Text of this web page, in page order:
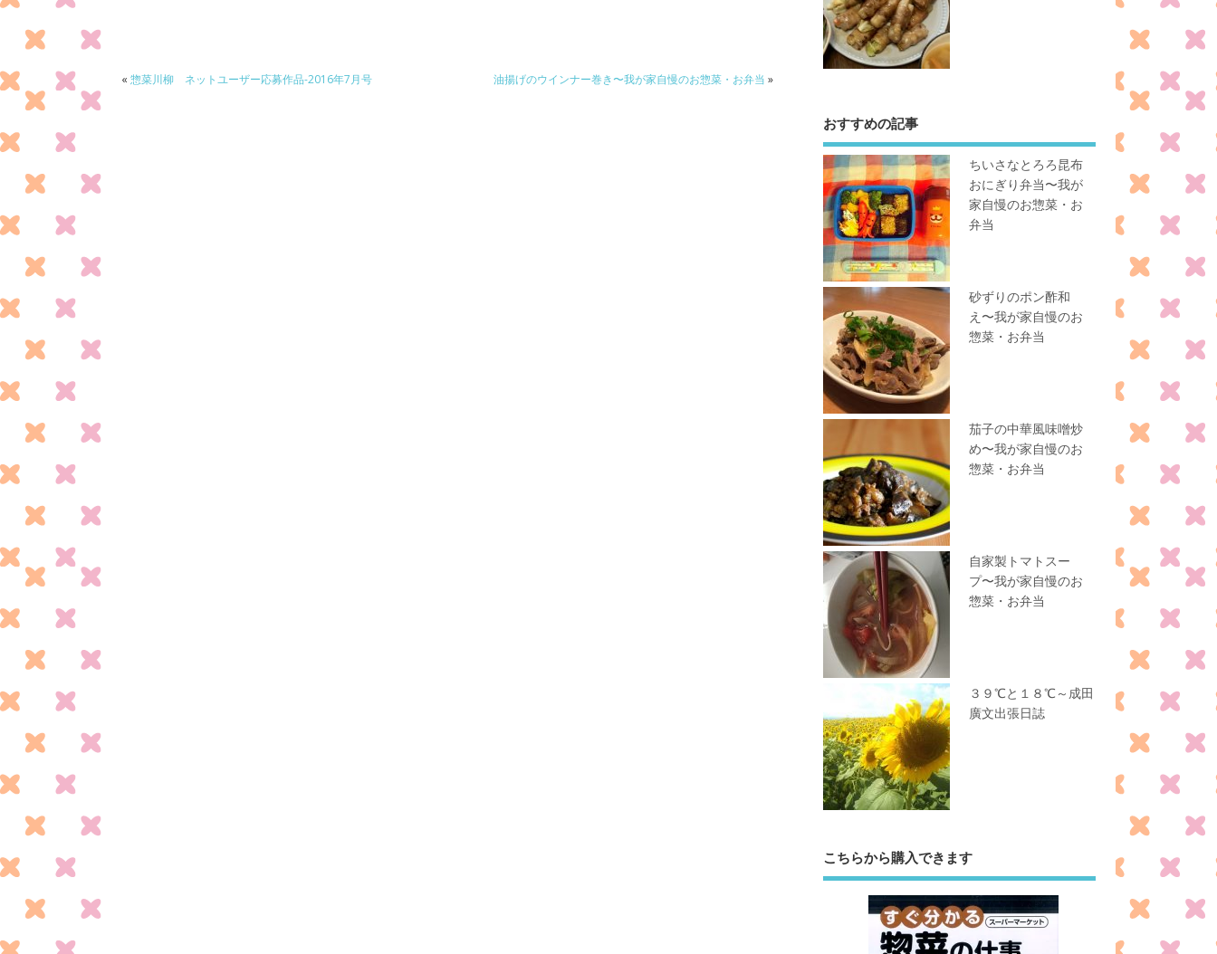
o
«惣菜川柳 ネットユーザー応募作品-2016年7月号 油揚げのウインナー巻き〜我が家自慢のお惣菜・お弁当 »
おすすめの記事
ちいさなとろろ昆布
おにぎり弁当〜我が
家自慢のお惣菜・お
弁当
砂ずりのポン酢和
え〜我が家自慢のお
惣菜・お弁当
茄子の中華風味噌炒
め〜我が家自慢のお
惣菜・お弁当
自家製トマトスー
プ〜我が家自慢のお
惣菜・お弁当
３９℃と１８℃～成田
廣文出張日誌
こちらから購入できます